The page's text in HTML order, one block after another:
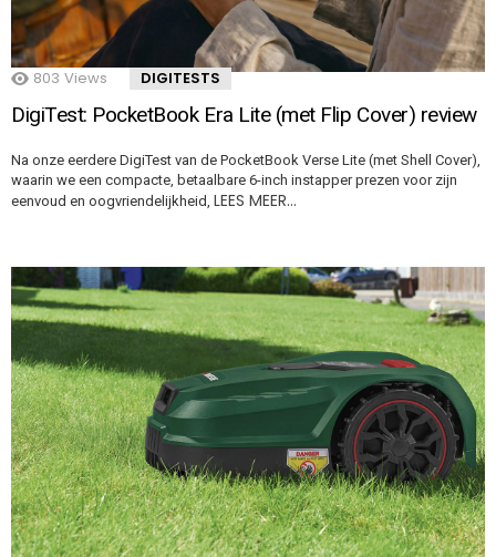
803 Views DIGITESTS
DigiTest: PocketBook Era Lite (met Flip Cover) review
Na onze eerdere DigiTest van de PocketBook Verse Lite (met Shell Cover),
waarin we een compacte, betaalbare 6-inch instapper prezen voor zijn
eenvoud en oogvriendelijkheid, LEES MEER…